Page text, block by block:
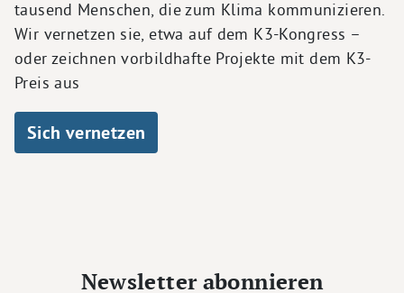
tausend Menschen, die zum Klima kommunizieren.
Wir vernetzen sie, etwa auf dem K3-Kongress –
oder zeichnen vorbildhafte Projekte mit dem K3-
Preis aus
Sich vernetzen
Newsletter abonnieren